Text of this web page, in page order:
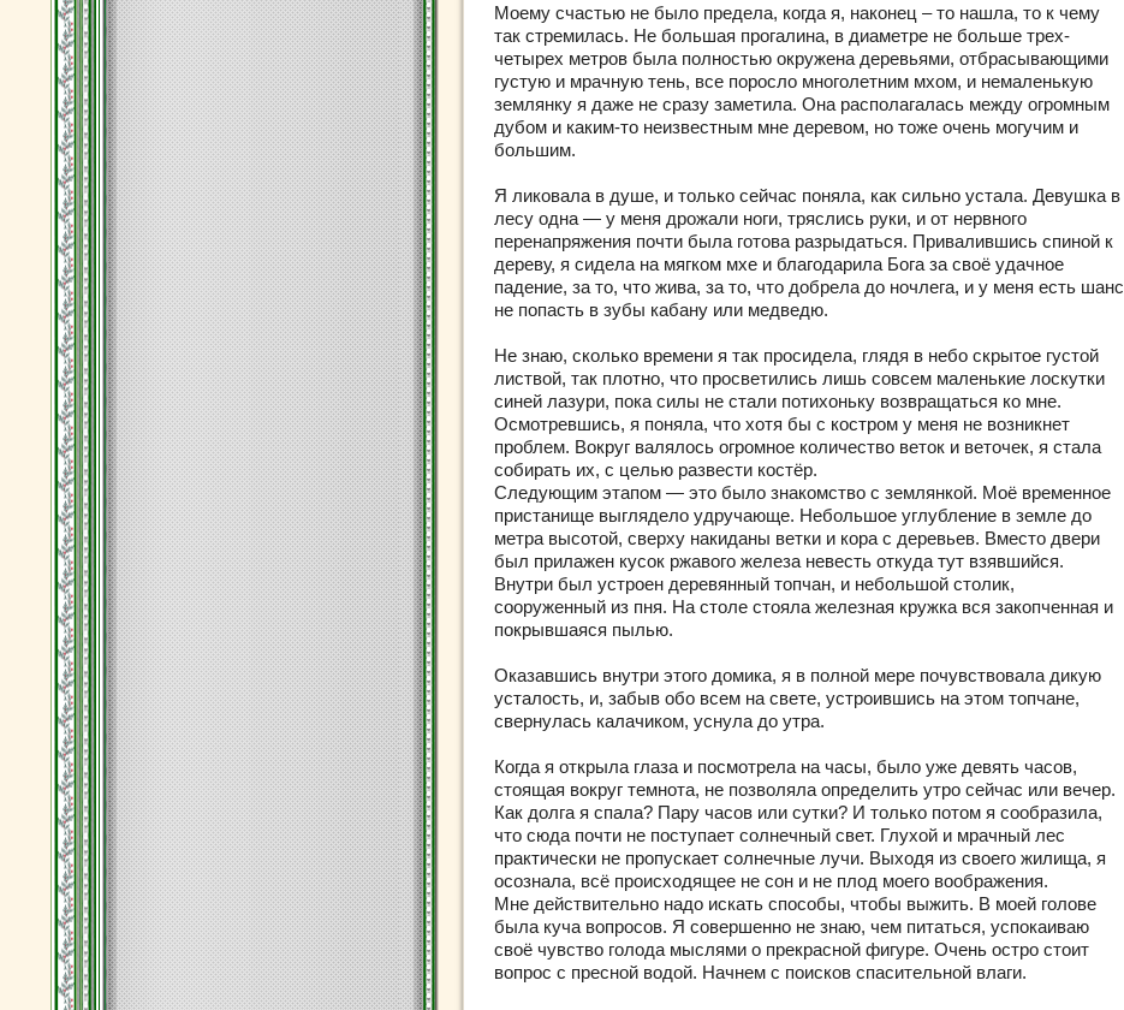
Моему счастью не было предела, когда я, наконец – то нашла, то к чему
так стремилась. Не большая прогалина, в диаметре не больше трех-
четырех метров была полностью окружена деревьями, отбрасывающими
густую и мрачную тень, все поросло многолетним мхом, и немаленькую
землянку я даже не сразу заметила. Она располагалась между огромным
дубом и каким-то неизвестным мне деревом, но тоже очень могучим и
большим.
Я ликовала в душе, и только сейчас поняла, как сильно устала. Девушка в
лесу одна — у меня дрожали ноги, тряслись руки, и от нервного
перенапряжения почти была готова разрыдаться. Привалившись спиной к
дереву, я сидела на мягком мхе и благодарила Бога за своё удачное
падение, за то, что жива, за то, что добрела до ночлега, и у меня есть шанс
не попасть в зубы кабану или медведю.
Не знаю, сколько времени я так просидела, глядя в небо скрытое густой
листвой, так плотно, что просветились лишь совсем маленькие лоскутки
синей лазури, пока силы не стали потихоньку возвращаться ко мне.
Осмотревшись, я поняла, что хотя бы с костром у меня не возникнет
проблем. Вокруг валялось огромное количество веток и веточек, я стала
собирать их, с целью развести костёр.
Следующим этапом — это было знакомство с землянкой. Моё временное
пристанище выглядело удручающе. Небольшое углубление в земле до
метра высотой, сверху накиданы ветки и кора с деревьев. Вместо двери
был прилажен кусок ржавого железа невесть откуда тут взявшийся.
Внутри был устроен деревянный топчан, и небольшой столик,
сооруженный из пня. На столе стояла железная кружка вся закопченная и
покрывшаяся пылью.
Оказавшись внутри этого домика, я в полной мере почувствовала дикую
усталость, и, забыв обо всем на свете, устроившись на этом топчане,
свернулась калачиком, уснула до утра.
Когда я открыла глаза и посмотрела на часы, было уже девять часов,
стоящая вокруг темнота, не позволяла определить утро сейчас или вечер.
Как долга я спала? Пару часов или сутки? И только потом я сообразила,
что сюда почти не поступает солнечный свет. Глухой и мрачный лес
практически не пропускает солнечные лучи. Выходя из своего жилища, я
осознала, всё происходящее не сон и не плод моего воображения.
Мне действительно надо искать способы, чтобы выжить. В моей голове
была куча вопросов. Я совершенно не знаю, чем питаться, успокаиваю
своё чувство голода мыслями о прекрасной фигуре. Очень остро стоит
вопрос с пресной водой. Начнем с поисков спасительной влаги.